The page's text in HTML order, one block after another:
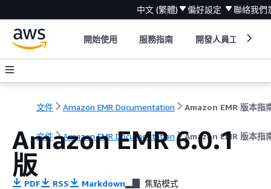
中文 (繁體) 偏好設定 聯絡我們
開始使用 服務指南 開發人員工具
文件 Amazon EMR Documentation Amazon EMR 版本指
文件 Amazon EMR Documentation Amazon EMR 版本指
Amazon EMR 6.0.1
版
PDF RSS Markdown 焦點模式